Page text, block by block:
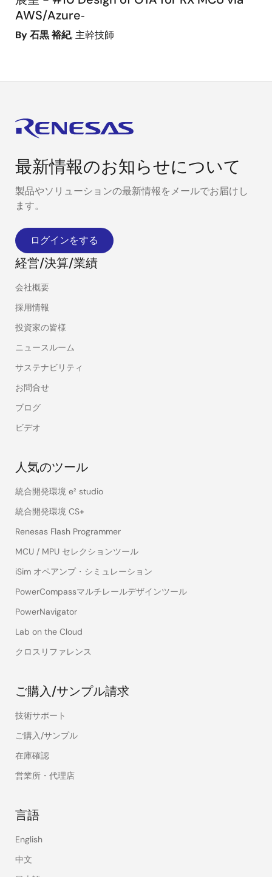
AWS/Azure‑
By 石黒 裕紀, 主幹技師
最新情報のお知らせについて
製品やソリューションの最新情報をメールでお届けし
ます。
ログインをする
経営/決算/業績
会社概要
採用情報
投資家の皆様
ニュースルーム
サステナビリティ
お問合せ
ブログ
ビデオ
人気のツール
統合開発環境 e² studio
統合開発環境 CS+
Renesas Flash Programmer
MCU / MPU セレクションツール
iSim オペアンプ・シミュレーション
PowerCompassマルチレールデザインツール
PowerNavigator
Lab on the Cloud
クロスリファレンス
ご購入/サンプル請求
技術サポート
ご購入/サンプル
在庫確認
営業所・代理店
言語
English
中文